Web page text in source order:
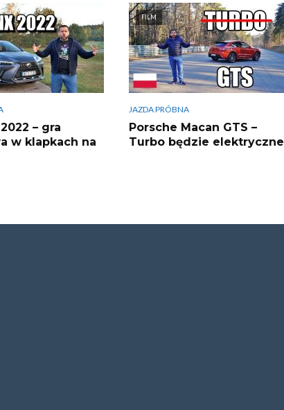
– gra
w klapkach na
FILM
JAZDA PRÓBNA
Porsche Macan GTS –
Turbo będzie elektryczne